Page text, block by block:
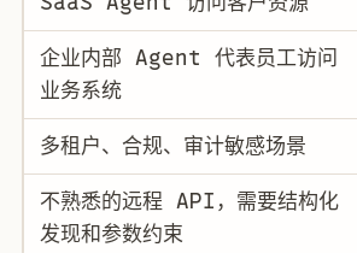
企业内部 Agent 代表员工访问
业务系统
多租户、合规、审计敏感场景
不熟悉的远程 API，需要结构化
发现和参数约束